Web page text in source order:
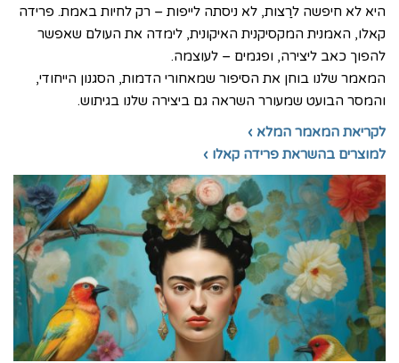
היא לא חיפשה לרַצות, לא ניסתה לייפות – רק לחיות באמת. פרידה
קאלו, האמנית המקסיקנית האיקונית, לימדה את העולם שאפשר
להפוך כאב ליצירה, ופגמים – לעוצמה.
המאמר שלנו בוחן את הסיפור שמאחורי הדמות, הסגנון הייחודי,
והמסר הבועט שמעורר השראה גם ביצירה שלנו בגיתוש.
לקריאת המאמר המלא ›
למוצרים בהשראת פרידה קאלו ›